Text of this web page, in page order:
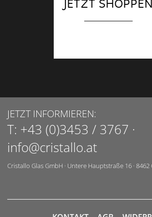
JETZT SHOPPEN
JETZT INFORMIEREN:
T: +43 (0)3453 / 3767 ·
info@cristallo.at
Cristallo Glas GmbH · Untere Hauptstraße 16 · 8462